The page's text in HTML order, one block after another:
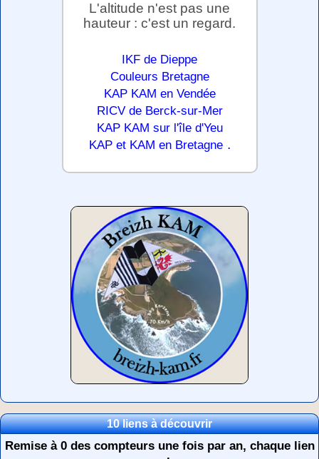
L'altitude n'est pas une
hauteur : c'est un regard.
IKF de Dieppe
Couleurs Bretagne
KAP KAM en Vendée
RICV de Berck-sur-Mer
KAP KAM sur l'île d'Yeu
KAP et KAM en Bretagne .
10 liens à découvrir
Remise à 0 des compteurs une fois par an, chaque lien